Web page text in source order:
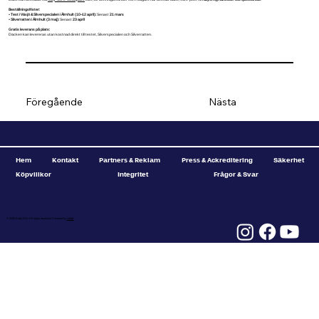
Beställningsfrister:
•Test i Växjö & Silverspecialen i Älmhult (10–12 april):Senast21 mars
•Silverratten i Älmhult (3 maj):Senast23 april
Gratis leverans på plats:
Däcken kan levereras utan kostnad direkt till testet, Silverspecialen och Silverratten.
Nästa
Föregående
© 2025 Rally-SM. All rights reserved. Powered by Valätt.
Hem Kontakt Partners & Reklam Press & Ackreditering
Säkerhet
Köpvillkor
Integritet Frågor & Svar